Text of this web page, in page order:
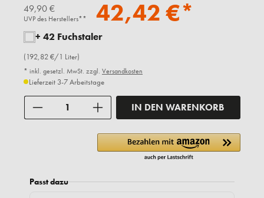
49,90 €
UVP des Herstellers** 42,42 €*
+ 42 Fuchstaler
(192,82 €/1 Liter)
* inkl. gesetzl. MwSt. zzgl. Versandkosten
Lieferzeit 3-7 Arbeitstage
IN DEN WARENKORB
Passt dazu